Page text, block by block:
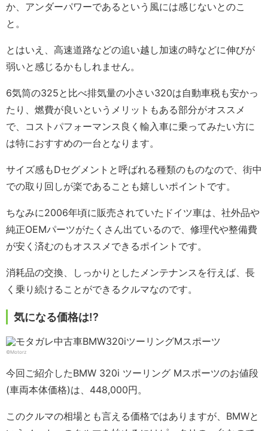
か、アンダーパワーであるという風には感じないとのこ
と。
とはいえ、高速道路などの追い越し加速の時などに伸びが
弱いと感じるかもしれません。
6気筒の325と比べ排気量の小さい320は自動車税も安かっ
たり、燃費が良いというメリットもある部分がオススメ
で、コストパフォーマンス良く輸入車に乗ってみたい方に
は特におすすめの一台となります。
サイズ感もDセグメントと呼ばれる種類のものなので、街中
での取り回しが楽であることも嬉しいポイントです。
ちなみに2006年頃に販売されていたドイツ車は、社外品や
純正OEMパーツがたくさん出ているので、修理代や整備費
が安く済むのもオススメできるポイントです。
消耗品の交換、しっかりとしたメンテナンスを行えば、長
く乗り続けることができるクルマなのです。
気になる価格は!?
©Motorz
今回ご紹介したBMW 320i ツーリング Mスポーツのお値段
(車両本体価格)は、448,000円。
このクルマの相場とも言える価格ではありますが、BMWと